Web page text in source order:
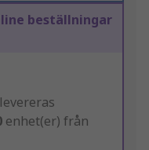
beställningar
enhet(er) från